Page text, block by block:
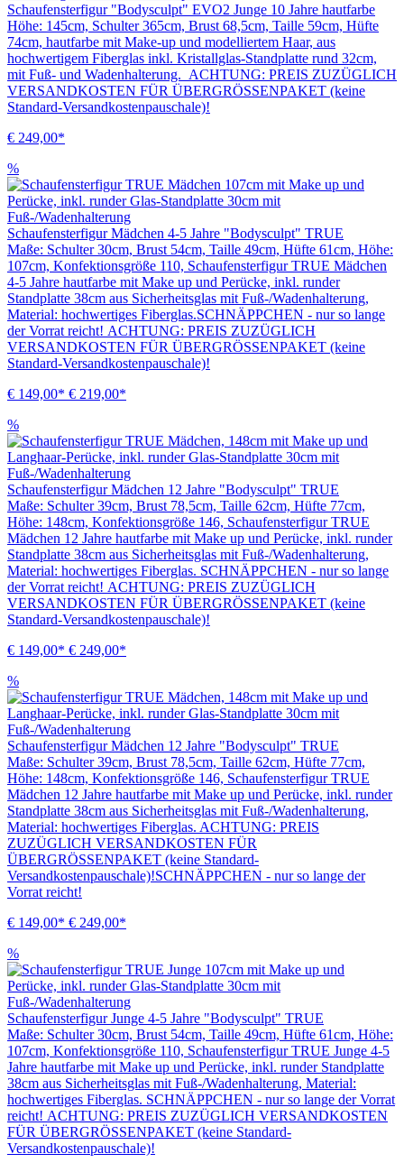
Schaufensterfigur "Bodysculpt" EVO2 Junge 10 Jahre hautfarbe
Höhe: 145cm, Schulter 365cm, Brust 68,5cm, Taille 59cm, Hüfte
74cm, hautfarbe mit Make-up und modelliertem Haar, aus
hochwertigem Fiberglas inkl. Kristallglas-Standplatte rund 32cm,
mit Fuß- und Wadenhalterung. ACHTUNG: PREIS ZUZÜGLICH
VERSANDKOSTEN FÜR ÜBERGRÖSSENPAKET (keine
Standard-Versandkostenpauschale)!
€ 249,00*
%
Schaufensterfigur Mädchen 4-5 Jahre "Bodysculpt" TRUE
Maße: Schulter 30cm, Brust 54cm, Taille 49cm, Hüfte 61cm, Höhe:
107cm, Konfektionsgröße 110, Schaufensterfigur TRUE Mädchen
4-5 Jahre hautfarbe mit Make up und Perücke, inkl. runder
Standplatte 38cm aus Sicherheitsglas mit Fuß-/Wadenhalterung,
Material: hochwertiges Fiberglas.SCHNÄPPCHEN - nur so lange
der Vorrat reicht! ACHTUNG: PREIS ZUZÜGLICH
VERSANDKOSTEN FÜR ÜBERGRÖSSENPAKET (keine
Standard-Versandkostenpauschale)!
€ 149,00* € 219,00*
%
Schaufensterfigur Mädchen 12 Jahre "Bodysculpt" TRUE
Maße: Schulter 39cm, Brust 78,5cm, Taille 62cm, Hüfte 77cm,
Höhe: 148cm, Konfektionsgröße 146, Schaufensterfigur TRUE
Mädchen 12 Jahre hautfarbe mit Make up und Perücke, inkl. runder
Standplatte 38cm aus Sicherheitsglas mit Fuß-/Wadenhalterung,
Material: hochwertiges Fiberglas. SCHNÄPPCHEN - nur so lange
der Vorrat reicht! ACHTUNG: PREIS ZUZÜGLICH
VERSANDKOSTEN FÜR ÜBERGRÖSSENPAKET (keine
Standard-Versandkostenpauschale)!
€ 149,00* € 249,00*
%
Schaufensterfigur Mädchen 12 Jahre "Bodysculpt" TRUE
Maße: Schulter 39cm, Brust 78,5cm, Taille 62cm, Hüfte 77cm,
Höhe: 148cm, Konfektionsgröße 146, Schaufensterfigur TRUE
Mädchen 12 Jahre hautfarbe mit Make up und Perücke, inkl. runder
Standplatte 38cm aus Sicherheitsglas mit Fuß-/Wadenhalterung,
Material: hochwertiges Fiberglas. ACHTUNG: PREIS
ZUZÜGLICH VERSANDKOSTEN FÜR
ÜBERGRÖSSENPAKET (keine Standard-
Versandkostenpauschale)!SCHNÄPPCHEN - nur so lange der
Vorrat reicht!
€ 149,00* € 249,00*
%
Schaufensterfigur Junge 4-5 Jahre "Bodysculpt" TRUE
Maße: Schulter 30cm, Brust 54cm, Taille 49cm, Hüfte 61cm, Höhe:
107cm, Konfektionsgröße 110, Schaufensterfigur TRUE Junge 4-5
Jahre hautfarbe mit Make up und Perücke, inkl. runder Standplatte
38cm aus Sicherheitsglas mit Fuß-/Wadenhalterung, Material:
hochwertiges Fiberglas. SCHNÄPPCHEN - nur so lange der Vorrat
reicht! ACHTUNG: PREIS ZUZÜGLICH VERSANDKOSTEN
FÜR ÜBERGRÖSSENPAKET (keine Standard-
Versandkostenpauschale)!